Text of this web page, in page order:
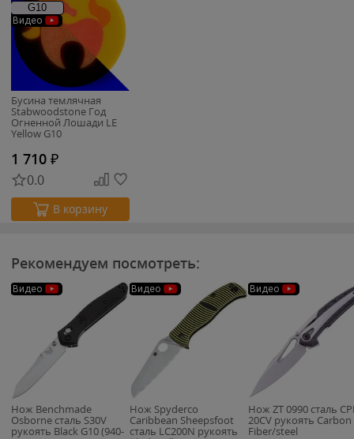
G10
Видео
Бусина темлячная
Stabwoodstone Год
Огненной Лошади LE
Yellow G10
1 710 ₽
0.0
В корзину
Рекомендуем посмотреть:
Видео
Нож Benchmade
Osborne сталь S30V
рукоять Black G10 (940-
Видео
Нож Spyderco
Caribbean Sheepsfoot
сталь LC200N рукоять
Видео
Нож ZT 0990 сталь
20CV рукоять Carbon
Fiber/steel